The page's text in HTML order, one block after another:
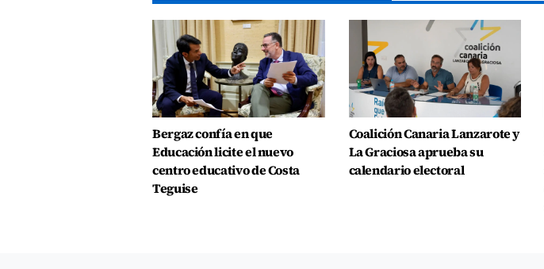
Bergaz confía en que
Educación licite el nuevo
centro educativo de Costa
Teguise
Coalición Canaria Lanzarote y
La Graciosa aprueba su
calendario electoral